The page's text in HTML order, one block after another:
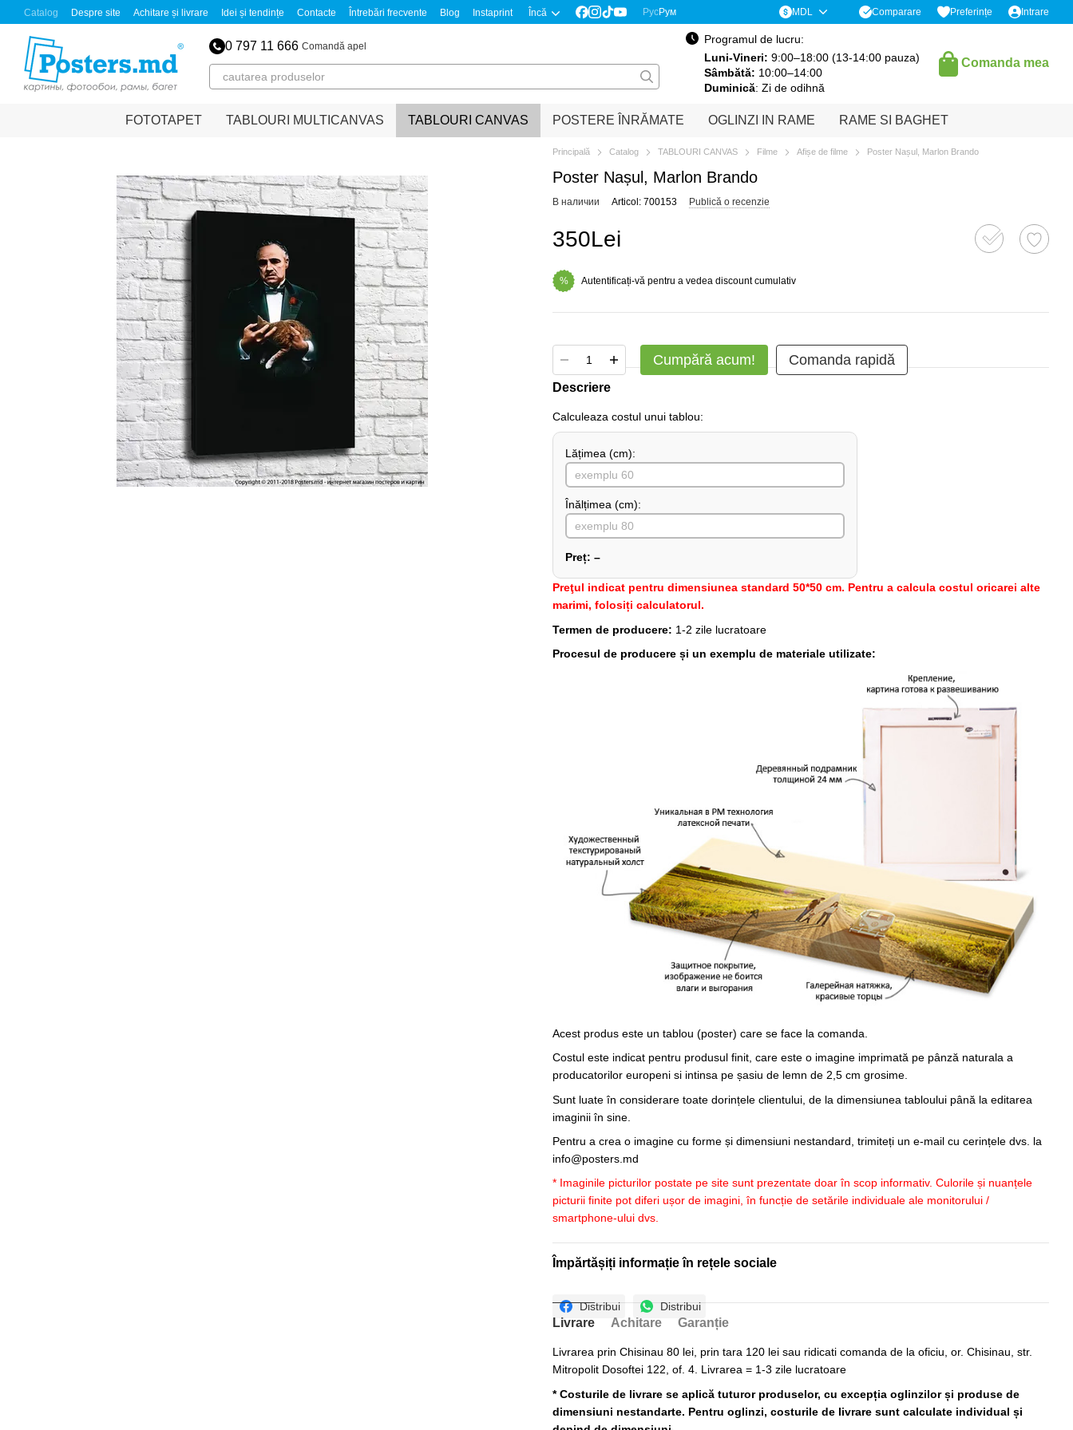
Mergi la conținutul principal
Catalog Despre site Achitare și livrare Idei și tendințe Contacte Întrebări frecvente Blog Instaprint Încă РусРум MDL Comparare Preferințe Intrare
0 797 11 666 Comandă apel
Programul de lucru:
Luni-Vineri: 9:00–18:00 (13-14:00 pauza)
Sâmbătă: 10:00–14:00
Duminică: Zi de odihnă
Comanda mea
FOTOTAPET TABLOURI MULTICANVAS TABLOURI CANVAS POSTERE ÎNRĂMATE OGLINZI IN RAME RAME SI BAGHET
Principală Catalog TABLOURI CANVAS Filme Afișe de filme Poster Nașul, Marlon Brando
Poster Nașul, Marlon Brando
В наличии Articol: 700153 Publică o recenzie
350Lei
% Autentificați-vă pentru a vedea discount cumulativ
Cumpără acum! Comanda rapidă
Descriere
Сalculeaza costul unui tablou:
Lățimea (сm):
Înălțimea (cm):
Preț: –
Preţul indicat pentru dimensiunea standard 50*50 cm. Pentru a calcula costul oricarei alte
marimi, folosiți calculatorul.
Termen de producere: 1-2 zile lucratoare
Procesul de producere și un exemplu de materiale utilizate:
Acest produs este un tablou (poster) care se face la comanda.
Costul este indicat pentru produsul finit, care este o imagine imprimată pe pânză naturala a
producatorilor europeni si intinsa pe șasiu de lemn de 2,5 cm grosime.
Sunt luate în considerare toate dorințele clientului, de la dimensiunea tabloului până la editarea
imaginii în sine.
Pentru a crea o imagine cu forme și dimensiuni nestandard, trimiteți un e-mail cu cerințele dvs. la
info@posters.md
* Imaginile picturilor postate pe site sunt prezentate doar în scop informativ. Culorile și nuanțele
picturii finite pot diferi ușor de imagini, în funcție de setările individuale ale monitorului /
smartphone-ului dvs.
Împărtășiți informație în rețele sociale
Distribui Distribui
Livrare Achitare Garanție
Livrarea prin Chisinau 80 lei, prin tara 120 lei sau ridicati comanda de la oficiu, or. Chisinau, str.
Mitropolit Dosoftei 122, of. 4. Livrarea = 1-3 zile lucratoare
* Costurile de livrare se aplică tuturor produselor, cu excepția oglinzilor și produse de
dimensiuni nestandarte. Pentru oglinzi, costurile de livrare sunt calculate individual și